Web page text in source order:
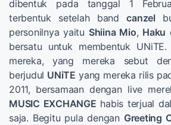
dibentuk pada tanggal 1
terbentuk setelah bandcanzel
personilnya yaitu Shiina Mio, Haku
bersatu untuk membentuk
mereka, yang mereka sebut
berjudul UNiTE yang mereka rilis
2011, bersamaan dengan live
MUSIC EXCHANGE habis terjual
saja. Begitu pula dengan Greeting